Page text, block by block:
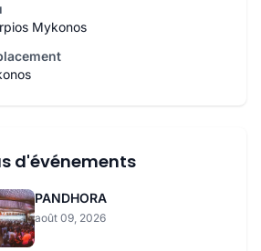
Mykonos
d'événements
PANDHORA
août 09, 2026